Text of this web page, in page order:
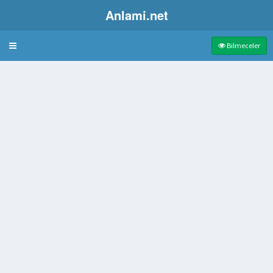
Anlami.net
Bulmaca Bilmeceler